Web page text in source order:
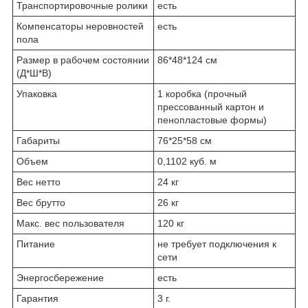
Транспортировочные ролики
есть
Компенсаторы неровностей
пола
есть
Размер в рабочем состоянии
(Д*Ш*В)
86*48*124 см
Упаковка
1 коробка (прочный
прессованный картон и
пеноплаcтовые формы)
Габариты
76*25*58 см
Объем
0,1102 куб. м
Вес нетто
24 кг
Вес брутто
26 кг
Макс. вес пользователя
120 кг
Питание
не требует подключения к
сети
Энергосбережение
есть
Гарантия
3 г.